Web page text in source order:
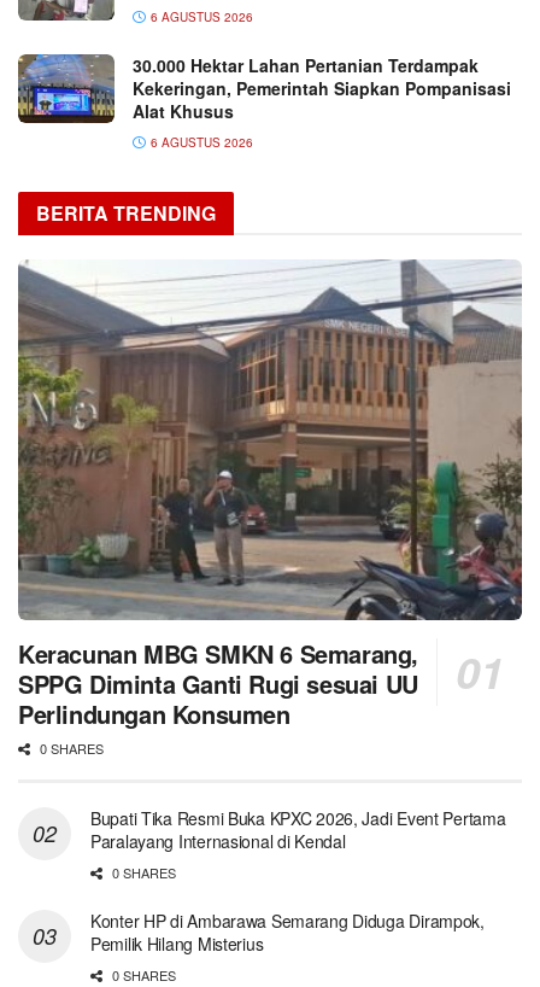
6 AGUSTUS 2026
30.000 Hektar Lahan Pertanian Terdampak
Kekeringan, Pemerintah Siapkan Pompanisasi
Alat Khusus
6 AGUSTUS 2026
BERITA TRENDING
Keracunan MBG SMKN 6 Semarang,
SPPG Diminta Ganti Rugi sesuai UU
Perlindungan Konsumen
0 SHARES
Bupati Tika Resmi Buka KPXC 2026, Jadi Event Pertama
Paralayang Internasional di Kendal
0 SHARES
Konter HP di Ambarawa Semarang Diduga Dirampok,
Pemilik Hilang Misterius
0 SHARES